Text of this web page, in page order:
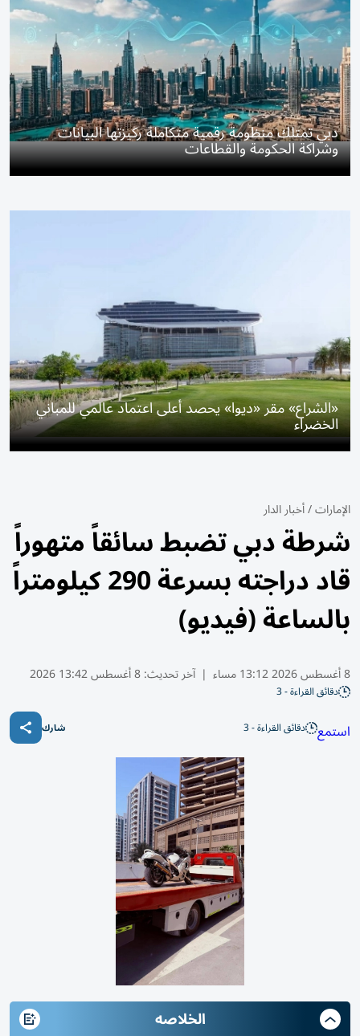
دبي تمتلك منظومة رقمية متكاملة ركيزتها البيانات
وشراكة الحكومة والقطاعات
«الشراع» مقر «ديوا» يحصد أعلى اعتماد عالمي للمباني
الخضراء
الإمارات/أخبار الدار
شرطة دبي تضبط سائقاً متهوراً
قاد دراجته بسرعة 290 كيلومتراً
بالساعة (فيديو)
8 أغسطس 2026 13:12 مساء | آخر تحديث:8 أغسطس 13:42 2026
دقائق القراءة - 3
استمع دقائق القراءة - 3 شارك
الخلاصه